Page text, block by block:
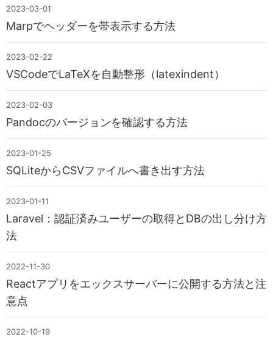
2023-03-01
Marpでヘッダーを帯表示する方法
2023-02-22
VSCodeでLaTeXを自動整形（latexindent）
2023-02-03
Pandocのバージョンを確認する方法
2023-01-25
SQLiteからCSVファイルへ書き出す方法
2023-01-11
Laravel：認証済みユーザーの取得とDBの出し分け方
法
2022-11-30
Reactアプリをエックスサーバーに公開する方法と注
意点
2022-10-19